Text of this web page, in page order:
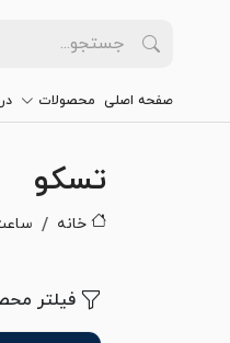
صفحه اصلی محصولات
تسکو
خانه
فیلتر